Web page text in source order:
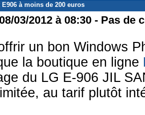
E906 à moins de 200 euros
03/2012 à 08:30 - Pas de
un bon Windows
la boutique en ligne
du LG E-906 JIL
au tarif plutôt